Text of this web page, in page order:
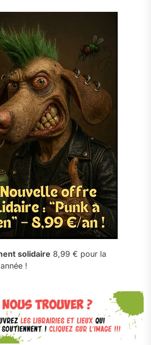
solidaire 8,99 € pour la
!